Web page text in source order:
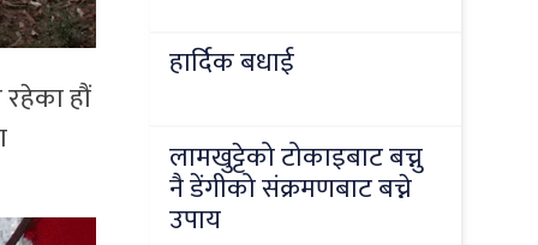
हौं
हार्दिक बधाई
लामखुट्टेको टोकाइबाट बच्नु
नै डेंगीको संक्रमणबाट बच्ने
उपाय